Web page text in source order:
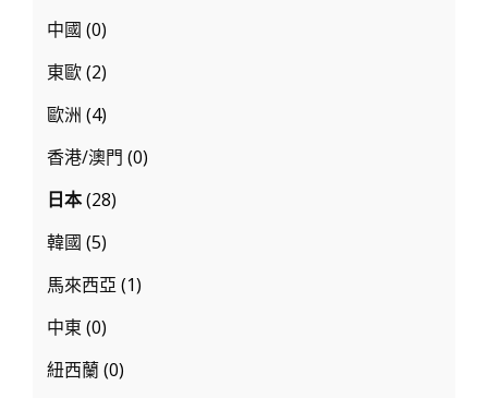
中國 (0)
東歐(2)
歐洲 (4)
香港/澳門 (0)
日本(28)
韓國 (5)
馬來西亞 (1)
中東 (0)
紐西蘭(0)